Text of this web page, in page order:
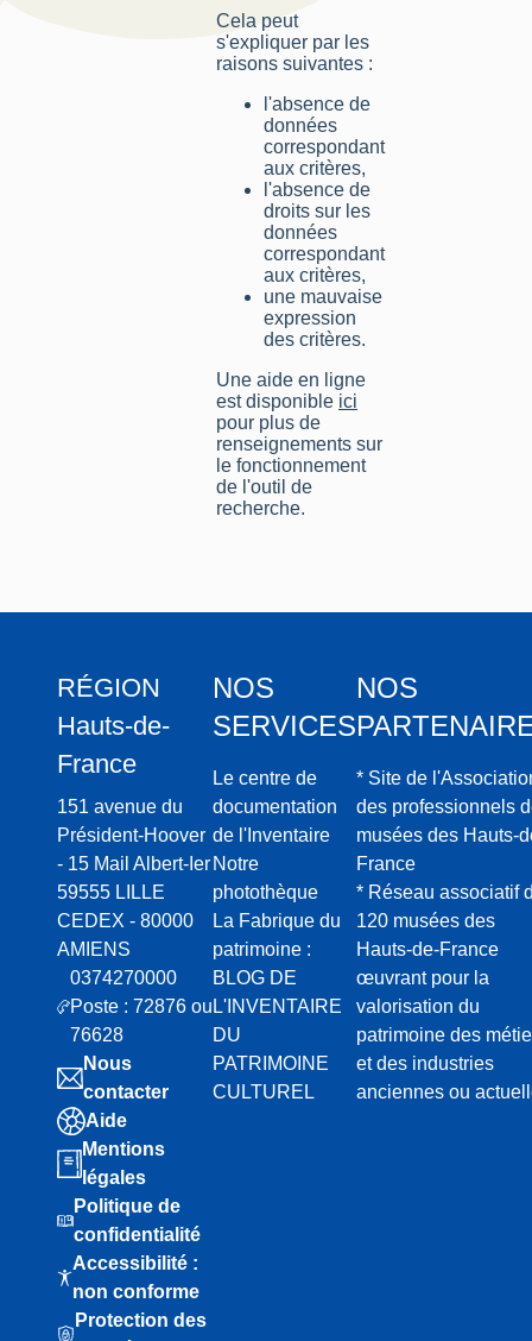
Cela peut
s'expliquer par les
raisons suivantes :
l'absence de
données
correspondant
aux critères,
l'absence de
droits sur les
données
correspondant
aux critères,
une mauvaise
expression
des critères.
Une aide en ligne
est disponible ici
pour plus de
renseignements sur
le fonctionnement
de l'outil de
recherche.
RÉGION
Hauts-de-
France
151 avenue du
Président-Hoover
- 15 Mail Albert-Ier
59555 LILLE
CEDEX - 80000
AMIENS
0374270000
Poste : 72876 ou
76628
Nous
contacter
Aide
Mentions
légales
Politique de
confidentialité
Accessibilité :
non conforme
Protection des
NOS
SERVICES
Le centre de
documentation
de l'Inventaire
Notre
photothèque
La Fabrique du
patrimoine :
BLOG DE
L'INVENTAIRE
DU
PATRIMOINE
CULTUREL
NOS
* Site de
des professionnels
musées des Hauts-
France
* Réseau associatif
120 musées des
Hauts-de-France
œuvrant pour la
valorisation du
patrimoine des
et des industries
anciennes ou